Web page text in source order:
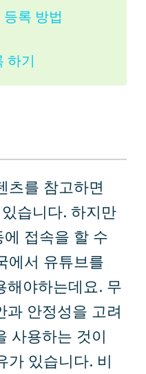
록 방법
하기
츠를 참고하면
습니다. 하지만
접속을 할 수
에서 유튜브를
해야하는데요. 무
과 안정성을 고려
사용하는 것이
가 있습니다. 비